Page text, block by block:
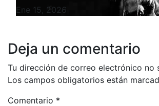
Ene 15, 2026
Deja un comentario
Tu dirección de correo electrónico no
Los campos obligatorios están
Comentario *